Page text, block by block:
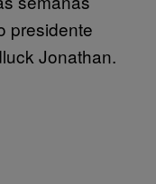
presidente
Jonathan.